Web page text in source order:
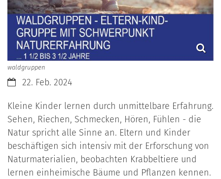
waldgruppen
Datum:22. Feb. 2024
Kleine Kinder lernen durch unmittelbare Erfahrung.
Sehen, Riechen, Schmecken, Hören, Fühlen - die
Natur spricht alle Sinne an. Eltern und Kinder
beschäftigen sich intensiv mit der Erforschung von
Naturmaterialien, beobachten Krabbeltiere und
lernen einheimische Bäume und Pflanzen kennen.